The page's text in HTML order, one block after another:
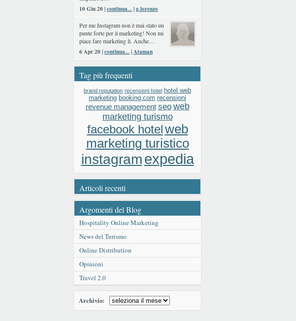
10 Giu 20 |continua...|g.lorenzo
Per me Instagram non è mai stato un
punte forte per il marketing! Non mi
piace fare marketing lì. Anche…
6 Apr 20 |continua...|Ataman
Tag più frequenti
brand reputation recensioni hotel hotel web
marketing booking.com recensioni
revenue management seo web
marketing turismo
facebook hotelweb
marketing turistico
instagramexpedia
Articoli recenti
Argomenti del Blog
Hospitality Online Marketing
News del Turismo
Online Distribution
Opinioni
Travel 2.0
Archivio: